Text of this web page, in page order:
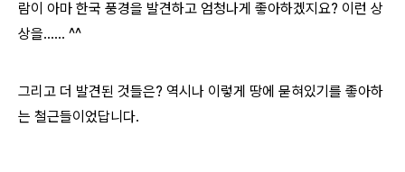
람이 아마 한국 풍경을 발견하고 엄청나게 좋아하겠지요? 이런 상
상을...... ^^
그리고 더 발견된 것들은? 역시나 이렇게 땅에 묻혀있기를 좋아하
는 철근들이었답니다.